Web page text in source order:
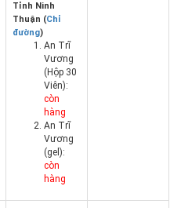
Tỉnh Ninh
Thuận (Chỉ
đường)
An Trĩ
Vương
(Hộp 30
Viên):
còn
hàng
An Trĩ
Vương
(gel):
còn
hàng